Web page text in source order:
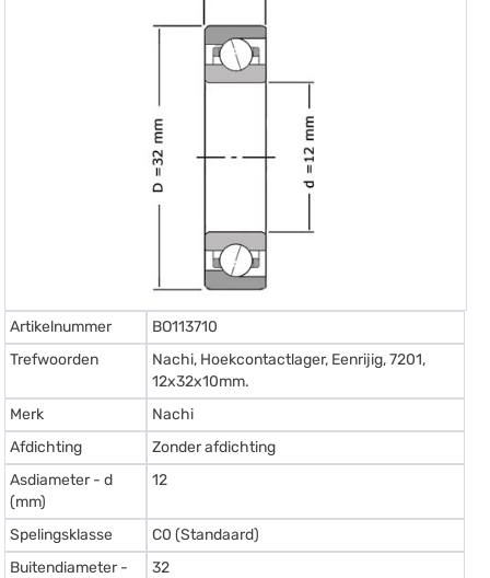
Artikelnummer
BO113710
Trefwoorden
Nachi, Hoekcontactlager, Eenrijig, 7201,
12x32x10mm.
Merk
Nachi
Afdichting
Zonder afdichting
Asdiameter - d
(mm)
12
Spelingsklasse
C0 (Standaard)
Buitendiameter -
32